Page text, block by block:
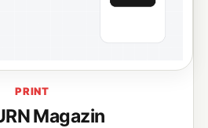
PRINT
Magazin